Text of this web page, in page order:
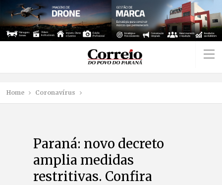
Home Coronavírus
Paraná: novo decreto
amplia medidas
restritivas. Confira